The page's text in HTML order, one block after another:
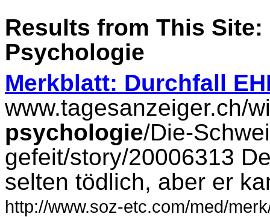
Results from This Site:
Psychologie
Merkblatt: Durchfall
www.tagesanzeiger.ch/
psychologie/Die-
gefeit/story/20006313
selten tödlich, aber er
http://www.soz-etc.com/med/